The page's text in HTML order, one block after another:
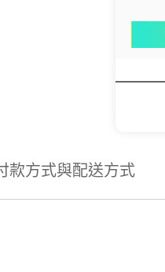
款方式與配送方式